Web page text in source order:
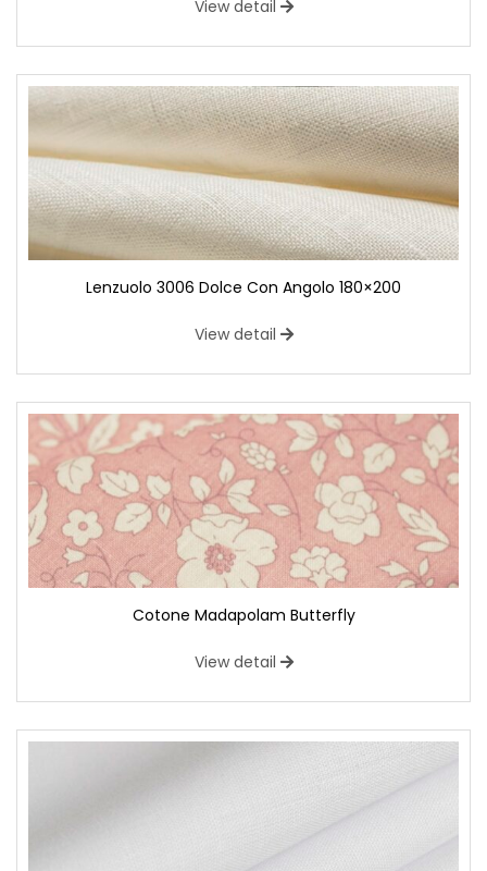
View detail
Lenzuolo 3006 Dolce Con Angolo 180×200
View detail
Cotone Madapolam Butterfly
View detail